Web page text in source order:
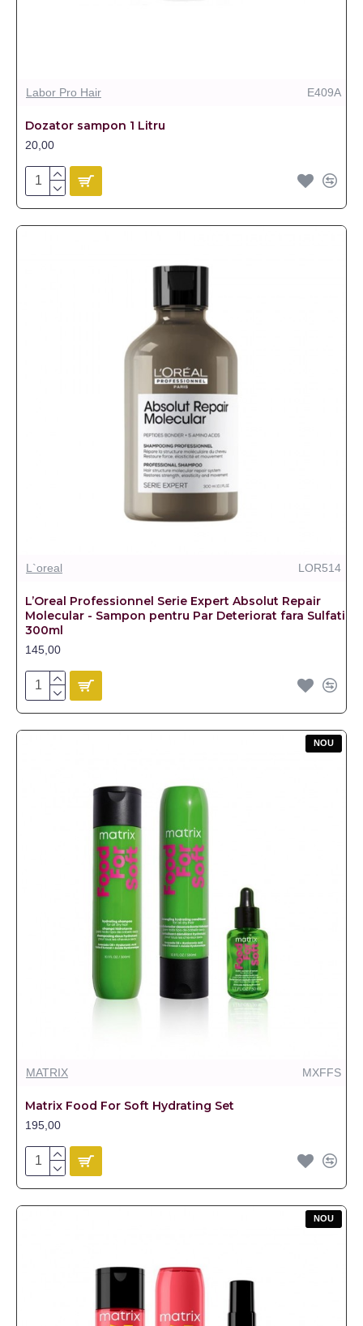
Labor Pro Hair E409A
Dozator sampon 1 Litru
20,00
L`oreal LOR514
L’Oreal Professionnel Serie Expert Absolut Repair
Molecular - Sampon pentru Par Deteriorat fara Sulfati
300ml
145,00
NOU
MATRIX MXFFS
Matrix Food For Soft Hydrating Set
195,00
NOU